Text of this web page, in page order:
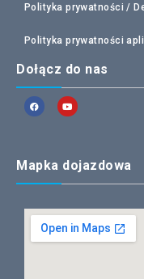
Polityka prywatności /
Polityka prywatności
Dołącz do nas
Mapka dojazdowa